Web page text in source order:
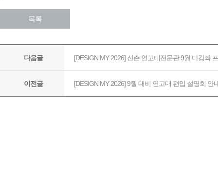
목록
다음글 [DESIGN MY 2026] 신촌 연고대전문관 9월 다강좌
이전글 [DESIGN MY 2026] 9월 대비 연고대 편입 설명회 안